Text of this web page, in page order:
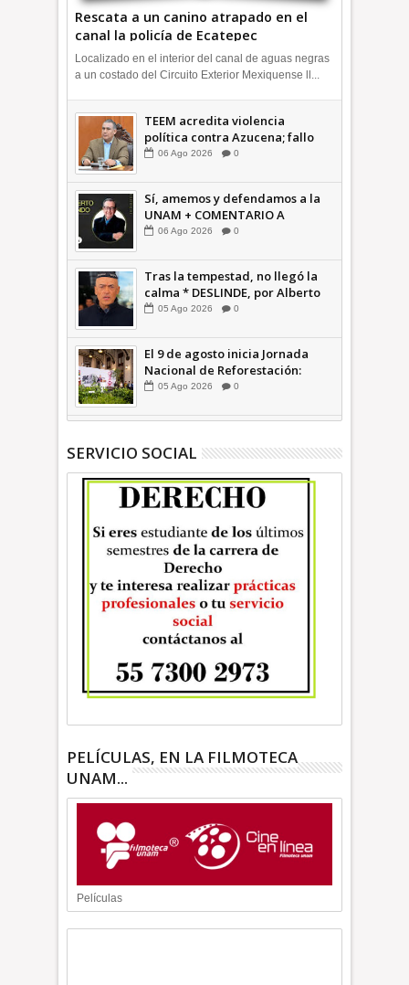
Rescata a un canino atrapado en el
canal la policía de Ecatepec
INFORMATIVA
Localizado en el interior del canal de aguas negras
a un costado del Circuito Exterior Mexiquense ll...
TEEM acredita violencia
política contra Azucena; fallo
confirma guerra sucia: Octavio
06 Ago 2026 0
Sí, amemos y defendamos a la
UNAM + COMENTARIO A
TIEMPO
06 Ago 2026 0
Tras la tempestad, no llegó la
calma * DESLINDE, por Alberto
Witvrun OPINIÓN
05 Ago 2026 0
El 9 de agosto inicia Jornada
Nacional de Reforestación:
presidenta Sheinbaum +Video
05 Ago 2026 0
SERVICIO SOCIAL
PELÍCULAS, EN LA FILMOTECA
UNAM...
Películas